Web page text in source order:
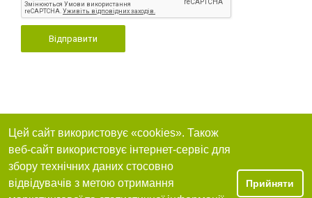
Відправити
Цей сайт використовує «cookies». Також
веб-сайт використовує інтернет-сервіс для
збору технічних даних стосовно
відвідувачів з метою отримання
Прийняти